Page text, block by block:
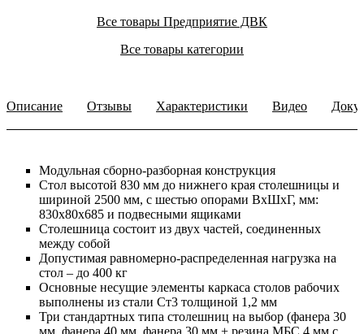
Все товары Предприятие ДВК
Все товары категории
Описание Отзывы Характеристики Видео
Модульная сборно-разборная конструкция
Стол высотой 830 мм до нижнего края столешницы и
шириной 2500 мм, с шестью опорами ВхШхГ, мм:
830х80х685 и подвесными ящиками
Столешница состоит из двух частей, соединенных
между собой
Допустимая равномерно-распределенная нагрузка на
стол – до 400 кг
Основные несущие элементы каркаса столов рабочих
выполнены из стали Ст3 толщиной 1,2 мм
Три стандартных типа столешниц на выбор (фанера 30